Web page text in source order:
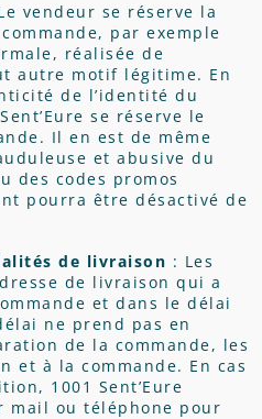
vendeur se réserve la
par exemple
réalisée de
autre motif légitime. En
de l’identité du
se réserve le
Il en est de même
et abusive du
des codes promos
pourra être désactivé de
de livraison : Les
de livraison qui a
et dans le délai
ne prend pas en
de la commande, les
et à la commande. En cas
1001 Sent’Eure
mail ou téléphone pour